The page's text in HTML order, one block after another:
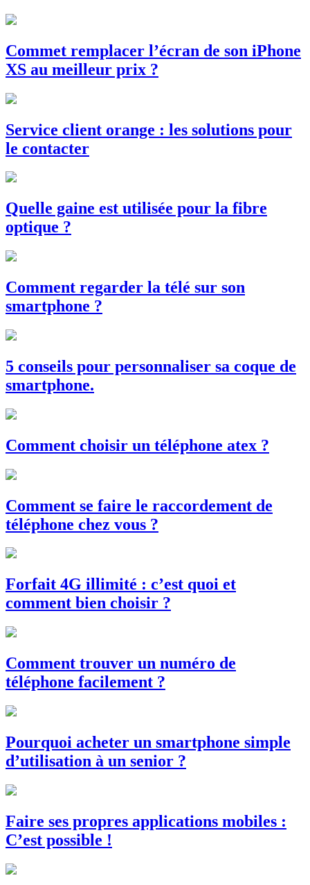
Commet remplacer l’écran de son iPhone
XS au meilleur prix ?
Service client orange : les solutions pour
le contacter
Quelle gaine est utilisée pour la fibre
optique ?
Comment regarder la télé sur son
smartphone ?
5 conseils pour personnaliser sa coque de
smartphone.
Comment choisir un téléphone atex ?
Comment se faire le raccordement de
téléphone chez vous ?
Forfait 4G illimité : c’est quoi et
comment bien choisir ?
Comment trouver un numéro de
téléphone facilement ?
Pourquoi acheter un smartphone simple
d’utilisation à un senior ?
Faire ses propres applications mobiles :
C’est possible !